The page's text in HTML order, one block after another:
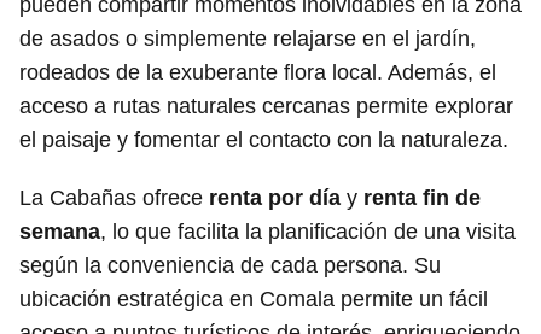
de asados o simplemente relajarse en el jardín,
rodeados de la exuberante flora local. Además, el
acceso a rutas naturales cercanas permite explorar
el paisaje y fomentar el contacto con la naturaleza.
La Cabañas ofrece renta por día y renta fin de
semana, lo que facilita la planificación de una visita
según la conveniencia de cada persona. Su
ubicación estratégica en Comala permite un fácil